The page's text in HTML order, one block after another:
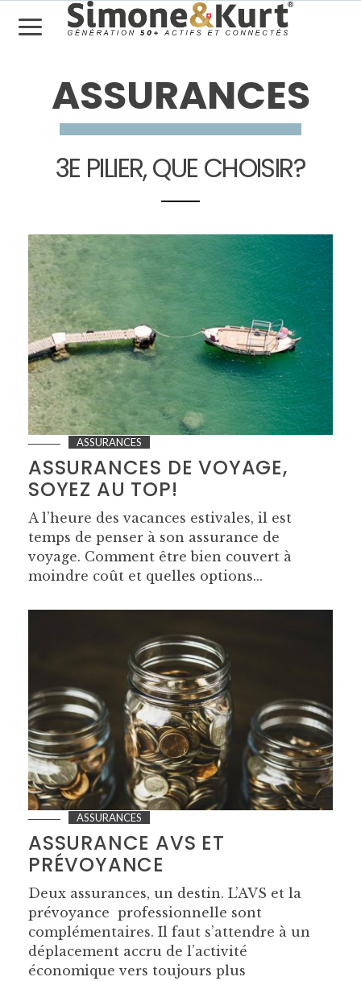
ASSURANCES
3E PILIER, QUE CHOISIR?
ASSURANCES
ASSURANCES DE VOYAGE,
SOYEZ AU TOP!
A l’heure des vacances estivales, il est
temps de penser à son assurance de
voyage. Comment être bien couvert à
moindre coût et quelles options...
ASSURANCES
ASSURANCE AVS ET
PRÉVOYANCE
Deux assurances, un destin. L’AVS et la
prévoyance professionnelle sont
complémentaires. Il faut s’attendre à un
déplacement accru de l’activité
économique vers toujours plus